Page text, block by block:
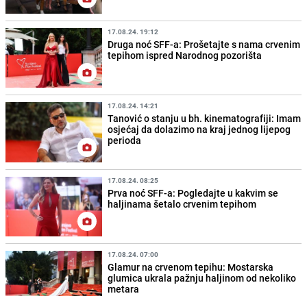
17.08.24. 19:12
Druga noć SFF-a: Prošetajte s nama crvenim
tepihom ispred Narodnog pozorišta
17.08.24. 14:21
Tanović o stanju u bh. kinematografiji: Imam
osjećaj da dolazimo na kraj jednog lijepog
perioda
17.08.24. 08:25
Prva noć SFF-a: Pogledajte u kakvim se
haljinama šetalo crvenim tepihom
17.08.24. 07:00
Glamur na crvenom tepihu: Mostarska
glumica ukrala pažnju haljinom od nekoliko
metara